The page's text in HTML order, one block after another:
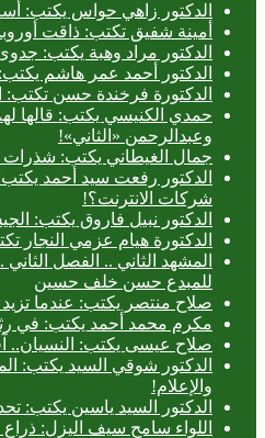
الدكتور زاهي حواس يكتب:
أمينة شفيق تكتب: ذاقت
الدكتور مراد وهبة يكتب:
الدكتور أحمد عمر هاشم
الدكتورة فرخندة حسن تكتب:
حمدي الكنيسي يكتب: قالها
وعبدالرحمن «الثاني»!
جمال الغيطاني يكتب: شذرات
الدكتور رفعت سيد أحمد
شركات الانترنت؟!
الدكتور نبيل فاروق يكتب:
الدكتورة هيام عزمي النجار
المشهد الثاني .. الفصل
للمبدع حسن خلف حسين
صلاح منتصر يكتب: عندما تزيد
مكرم محمد أحمد يكتب: في
صلاح عيسى يكتب: النسيان..
الدكتور شوقي السيد يكتب:
والإعلام!
الدكتور السيد ياسين يكتب:
اللواء سامح سيف اليزل: